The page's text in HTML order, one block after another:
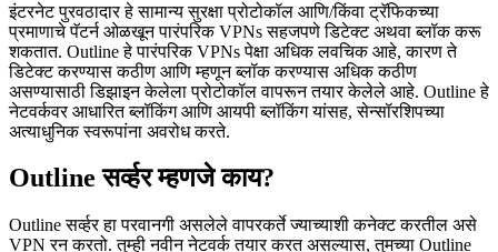
इंटरनेट पुरवठादार हे सामान्य सुरक्षा प्रोटोकॉल आणि/किंवा ट्रॅफिकच्या
प्रमाणाचे पॅटर्न ओळखून पारंपरिक VPNs सहजपणे डिटेक्ट अथवा ब्लॉक करू
शकतात. Outline हे पारंपरिक VPNs पेक्षा अधिक लवचिक आहे, कारण ते
डिटेक्ट करण्यास कठीण आणि म्हणून ब्लॉक करण्यास अधिक कठीण
असण्यासाठी डिझाइन केलेला प्रोटोकॉल वापरून तयार केलेले आहे. Outline हे
नेटवर्कवर आधारित ब्लॉकिंग आणि आयपी ब्लॉकिंग यांसह, सेन्सॉरशिपच्या
अत्याधुनिक स्वरूपांना अवरोध करते.
Outline सर्व्हर म्हणजे काय?
Outline सर्व्हर हा परवानगी असलेले वापरकर्ते ज्याच्याशी कनेक्ट करतील असे
VPN रन करतो. तुम्ही नवीन नेटवर्क तयार करत असल्यास, तुमच्या Outline